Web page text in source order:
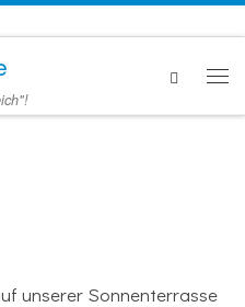
unserer Sonnenterrasse